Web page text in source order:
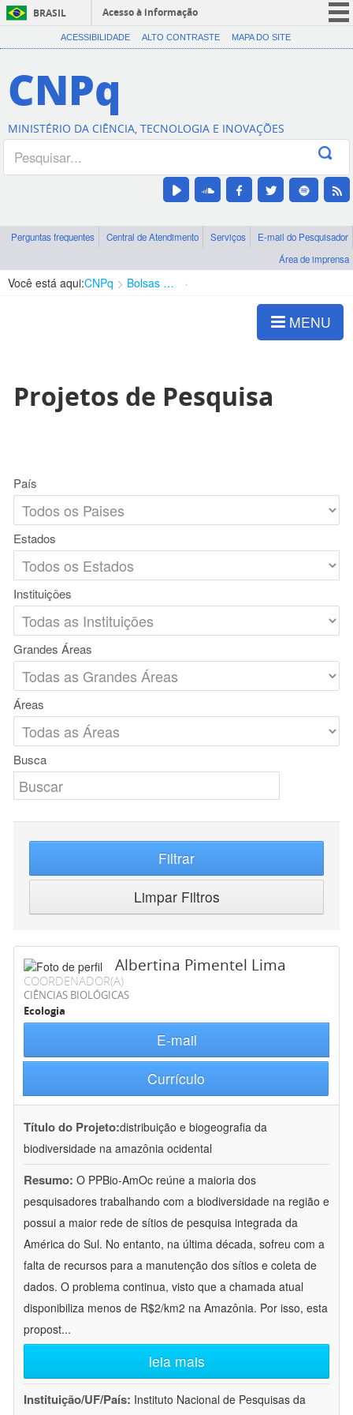
BRASIL
Acesso à informação
CORONAVÍRUS (COVID-19)
Canais
ACESSIBILIDADE ALTO CONTRASTE MAPA DO SITE
CNPq
MINISTÉRIO DA CIÊNCIA, TECNOLOGIA E INOVAÇÕES
Perguntas frequentes Central de Atendimento Serviços
E-mail do Pesquisador
Área de imprensa
Você está aqui:CNPq Bolsas e Auxílios Vigentes
MENU
Projetos de Pesquisa
País
Estados
Instituições
Grandes Áreas
Áreas
Busca
Filtrar
Limpar Filtros
Albertina Pimentel Lima
COORDENADOR(A)
CIÊNCIAS BIOLÓGICAS
Ecologia
E-mail
Currículo
Título do Projeto:distribuição e biogeografia da
biodiversidade na amazônia ocidental
Resumo: O PPBio-AmOc reúne a maioria dos
pesquisadores trabalhando com a biodiversidade na região e
possui a maior rede de sítios de pesquisa integrada da
América do Sul. No entanto, na última década, sofreu com a
falta de recursos para a manutenção dos sítios e coleta de
dados. O problema continua, visto que a chamada atual
disponibiliza menos de R$2/km2 na Amazônia. Por isso, esta
propost...
leia mais
Instituição/UF/País: Instituto Nacional de Pesquisas da